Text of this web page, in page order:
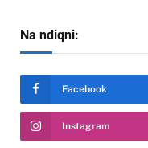
Na ndiqni:
Facebook
Instagram